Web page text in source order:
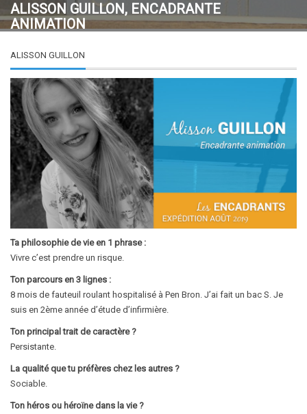
ALISSON GUILLON, ENCADRANTE
ANIMATION
ALISSON GUILLON
Ta philosophie de vie en 1 phrase :
Vivre c’est prendre un risque.
Ton parcours en 3 lignes :
8 mois de fauteuil roulant hospitalisé à Pen Bron. J’ai fait un bac S. Je
suis en 2ème année d’étude d’infirmière.
Ton principal trait de caractère ?
Persistante.
La qualité que tu préfères chez les autres ?
Sociable.
Ton héros ou héroïne dans la vie ?